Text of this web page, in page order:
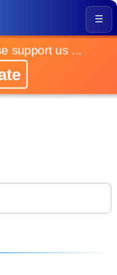
☰
support us ...